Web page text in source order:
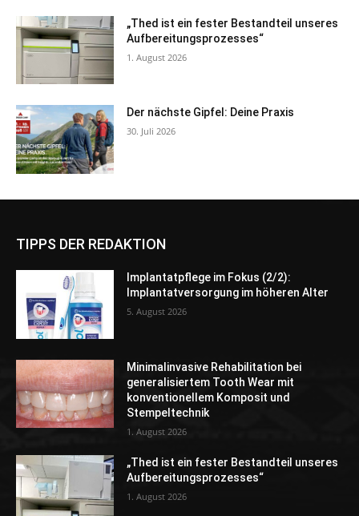
„Thed ist ein fester Bestandteil unseres
Aufbereitungsprozesses“
1. August 2026
Der nächste Gipfel: Deine Praxis
30. Juli 2026
TIPPS DER REDAKTION
Implantatpflege im Fokus (2/2):
Implantatversorgung im höheren Alter
5. August 2026
Minimalinvasive Rehabilitation bei
generalisiertem Tooth Wear mit
konventionellem Komposit und
Stempeltechnik
1. August 2026
„Thed ist ein fester Bestandteil unseres
Aufbereitungsprozesses“
1. August 2026